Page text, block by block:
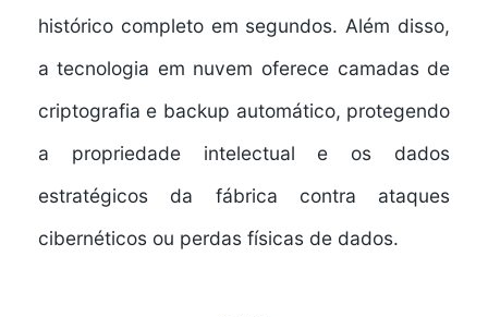
histórico completo em segundos. Além disso,
a tecnologia em nuvem oferece camadas de
criptografia e backup automático, protegendo
a propriedade intelectual e os dados
estratégicos da fábrica contra ataques
cibernéticos ou perdas físicas de dados.